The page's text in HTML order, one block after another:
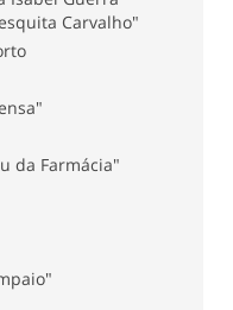
Carvalho"
da Farmácia"